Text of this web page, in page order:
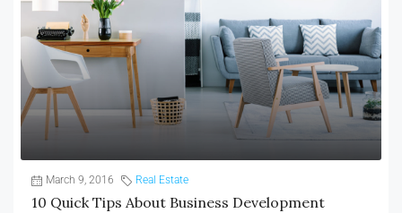
March 9, 2016 Real Estate
10 Quick Tips About Business Development